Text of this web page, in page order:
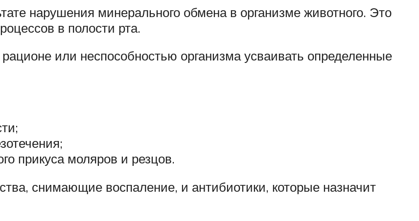
нарушения минерального обмена в организме животного. Это
в полости рта.
или неспособностью организма усваивать определенные
прикуса моляров и резцов.
снимающие воспаление, и антибиотики, которые назначит